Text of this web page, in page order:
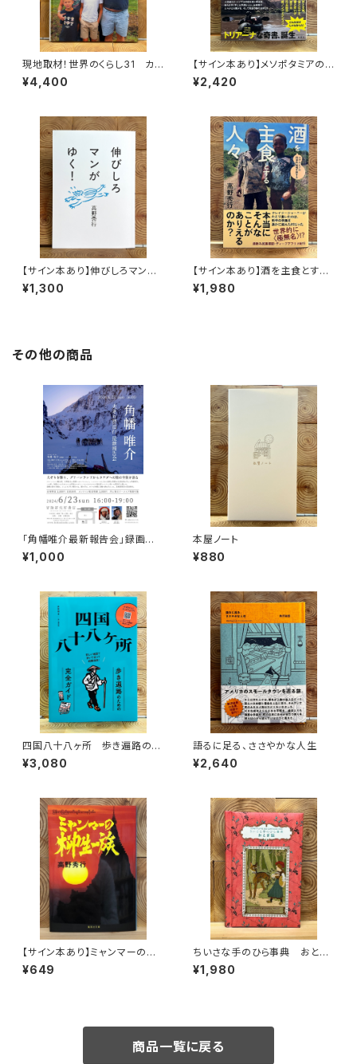
現地取材！世界のくらし31 カナ
ダ
¥4,400
【サイン本あり】メソポタミアの
ボート三人男
¥2,420
【サイン本あり】伸びしろマンが
ゆく！
¥1,300
【サイン本あり】酒を主食とする
人々 エチオピアの科学的秘境
を旅する
¥1,980
その他の商品
「角幡唯介最新報告会」録画視
聴権
¥1,000
本屋ノート
¥880
四国八十八ヶ所 歩き遍路のた
めの完全ガイド
¥3,080
語るに足る、ささやかな人生
¥2,640
【サイン本あり】ミャンマーの柳
生一族
¥649
ちいさな手のひら事典 おとぎ
話
¥1,980
商品一覧に戻る